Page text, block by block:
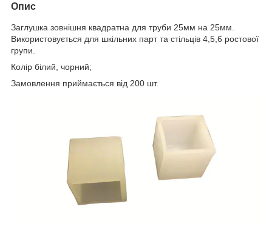
Опис
Заглушка зовнішня квадратна для труби 25мм на 25мм.
Використовується для шкільних парт та стільців 4,5,6 ростової
групи.
Колір білий, чорний;
Замовлення приймається від 200 шт.